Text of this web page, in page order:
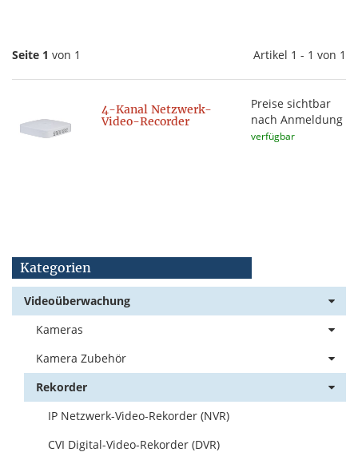
Seite 1 von 1 Artikel 1 - 1 von 1
4-Kanal Netzwerk-
Video-Recorder
Preise sichtbar
nach Anmeldung
verfügbar
Kategorien
Videoüberwachung
Kameras
Kamera Zubehör
Rekorder
IP Netzwerk-Video-Rekorder (NVR)
CVI Digital-Video-Rekorder (DVR)